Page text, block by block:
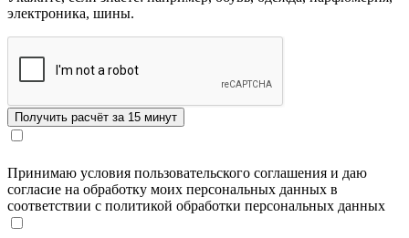
электроника, шины.
Принимаю условия пользовательского соглашения и даю
согласие на обработку моих персональных данных в
соответствии с политикой обработки персональных данных